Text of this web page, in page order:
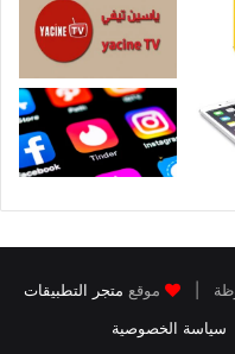
موقع متجر التطبيقات
سياسة الخصوصية